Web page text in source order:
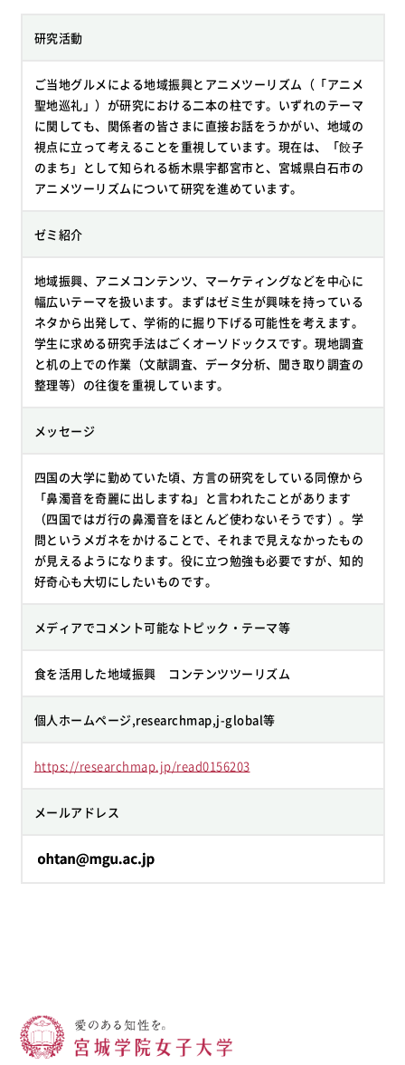
研究活動
ご当地グルメによる地域振興とアニメツーリズム（「アニメ
聖地巡礼」）が研究における二本の柱です。いずれのテーマ
に関しても、関係者の皆さまに直接お話をうかがい、地域の
視点に立って考えることを重視しています。現在は、「餃子
のまち」として知られる栃木県宇都宮市と、宮城県白石市の
アニメツーリズムについて研究を進めています。
ゼミ紹介
地域振興、アニメコンテンツ、マーケティングなどを中心に
幅広いテーマを扱います。まずはゼミ生が興味を持っている
ネタから出発して、学術的に掘り下げる可能性を考えます。
学生に求める研究手法はごくオーソドックスです。現地調査
と机の上での作業（文献調査、データ分析、聞き取り調査の
整理等）の往復を重視しています。
メッセージ
四国の大学に勤めていた頃、方言の研究をしている同僚から
「鼻濁音を奇麗に出しますね」と言われたことがあります
（四国ではガ行の鼻濁音をほとんど使わないそうです）。学
問というメガネをかけることで、それまで見えなかったもの
が見えるようになります。役に立つ勉強も必要ですが、知的
好奇心も大切にしたいものです。
メディアでコメント可能なトピック・テーマ等
食を活用した地域振興 コンテンツツーリズム
個人ホームページ,researchmap,j-global等
https://researchmap.jp/read0156203
メールアドレス